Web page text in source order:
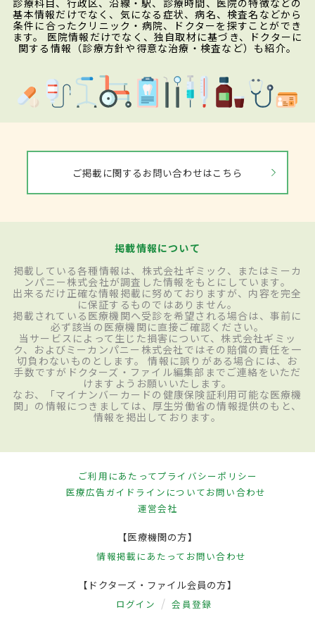
診療科目、行政区、沿線・駅、診療時間、医院の特徴などの
基本情報だけでなく、気になる症状、病名、検査名などから
条件に合ったクリニック・病院、ドクターを探すことができ
ます。 医院情報だけでなく、独自取材に基づき、ドクターに
関する情報（診療方針や得意な治療・検査など）も紹介。
ご掲載に関するお問い合わせはこちら
掲載情報について
掲載している各種情報は、株式会社ギミック、またはミーカ
ンパニー株式会社が調査した情報をもとにしています。
出来るだけ正確な情報掲載に努めておりますが、内容を完全
に保証するものではありません。
掲載されている医療機関へ受診を希望される場合は、事前に
必ず該当の医療機関に直接ご確認ください。
当サービスによって生じた損害について、株式会社ギミッ
ク、およびミーカンパニー株式会社ではその賠償の責任を一
切負わないものとします。 情報に誤りがある場合には、お
手数ですがドクターズ・ファイル編集部までご連絡をいただ
けますようお願いいたします。
なお、「マイナンバーカードの健康保険証利用可能な医療機
関」の情報につきましては、厚生労働省の情報提供のもと、
情報を掲出しております。
ご利用にあたってプライバシーポリシー
医療広告ガイドラインについてお問い合わせ
運営会社
【医療機関の方】
情報掲載にあたって お問い合わせ
【ドクターズ・ファイル会員の方】
ログイン 会員登録